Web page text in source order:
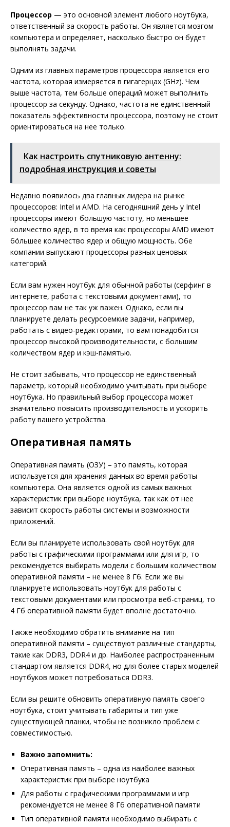
Процессор — это основной элемент любого ноутбука,
ответственный за скорость работы. Он является мозгом
компьютера и определяет, насколько быстро он будет
выполнять задачи.
Одним из главных параметров процессора является его
частота, которая измеряется в гигагерцах (GHz). Чем
выше частота, тем больше операций может выполнить
процессор за секунду. Однако, частота не единственный
показатель эффективности процессора, поэтому не стоит
ориентироваться на нее только.
Как настроить спутниковую антенну:
подробная инструкция и советы
Недавно появилось два главных лидера на рынке
процессоров: Intel и AMD. На сегодняшний день у Intel
процессоры имеют большую частоту, но меньшее
количество ядер, в то время как процессоры AMD имеют
бóльшее количество ядер и общую мощность. Обе
компании выпускают процессоры разных ценовых
категорий.
Если вам нужен ноутбук для обычной работы (серфинг в
интернете, работа с текстовыми документами), то
процессор вам не так уж важен. Однако, если вы
планируете делать ресурсоемкие задачи, например,
работать с видео-редакторами, то вам понадобится
процессор высокой производительности, с большим
количеством ядер и кэш-памятью.
Не стоит забывать, что процессор не единственный
параметр, который необходимо учитывать при выборе
ноутбука. Но правильный выбор процессора может
значительно повысить производительность и ускорить
работу вашего устройства.
Оперативная память
Оперативная память (ОЗУ) – это память, которая
используется для хранения данных во время работы
компьютера. Она является одной из самых важных
характеристик при выборе ноутбука, так как от нее
зависит скорость работы системы и возможности
приложений.
Если вы планируете использовать свой ноутбук для
работы с графическими программами или для игр, то
рекомендуется выбирать модели с большим количеством
оперативной памяти – не менее 8 Гб. Если же вы
планируете использовать ноутбук для работы с
текстовыми документами или просмотра веб-страниц, то
4 Гб оперативной памяти будет вполне достаточно.
Также необходимо обратить внимание на тип
оперативной памяти – существуют различные стандарты,
такие как DDR3, DDR4 и др. Наиболее распространенным
стандартом является DDR4, но для более старых моделей
ноутбуков может потребоваться DDR3.
Если вы решите обновить оперативную память своего
ноутбука, стоит учитывать габариты и тип уже
существующей планки, чтобы не возникло проблем с
совместимостью.
Важно запомнить:
Оперативная память – одна из наиболее важных
характеристик при выборе ноутбука
Для работы с графическими программами и игр
рекомендуется не менее 8 Гб оперативной памяти
Тип оперативной памяти необходимо выбирать с